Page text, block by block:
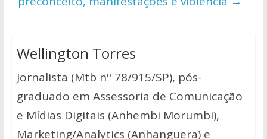
Wellington Torres
Jornalista (Mtb nº 78/915/SP), pós-
graduado em Assessoria de Comunicação
e Mídias Digitais (Anhembi Morumbi),
Marketing/Analytics (Anhanguera) e